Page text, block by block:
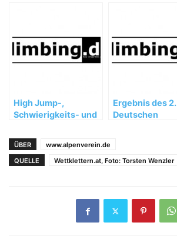
High Jump-,
Schwierigkeits- und
auf der Outdoor
2006
Ergebnis des 2.
Deutschen
ÜBER
www.alpenverein.de
QUELLE
Wettklettern.at, Foto: Torsten Wenzler